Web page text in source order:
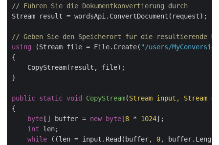
// Führen Sie die Dokumentkonvertierung durch
Stream result = wordsApi.ConvertDocument(request);
// Geben Sie den Speicherort für die resultierende
using (Stream file = File.Create( "/users/
{
    CopyStream(result, file);
}
public static void CopyStream(Stream input, Stream
{
byte [] buffer = new byte [8 * 1024];
int len;
while ((len = input.Read(buffer, 0,